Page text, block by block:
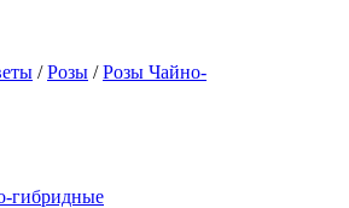
/Розы /Розы Чайно-
гибридные